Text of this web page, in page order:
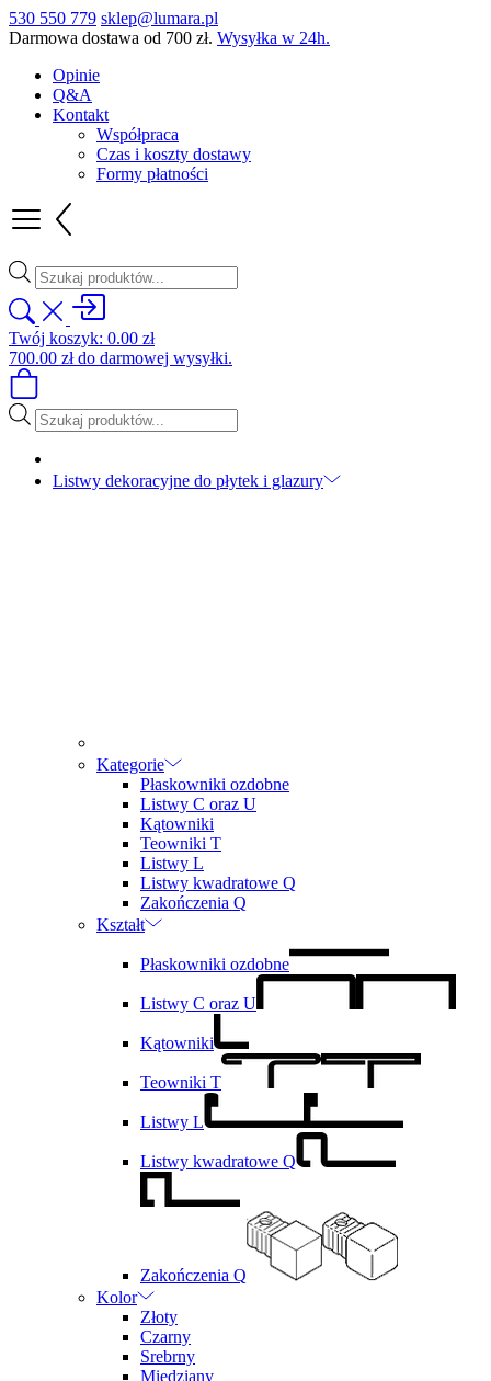
530 550 779 sklep@lumara.pl
Darmowa dostawa od 700 zł. Wysyłka w 24h.
Opinie
Q&A
Kontakt
Współpraca
Czas i koszty dostawy
Formy płatności
Wyszukiwarka
produktów
Twój koszyk: 0.00 zł
700.00 złdo darmowej wysyłki.
Wyszukiwarka
produktów
Listwy dekoracyjne do płytek i glazury
Kategorie
Płaskowniki ozdobne
Listwy C oraz U
Kątowniki
Teowniki T
Listwy L
Listwy kwadratowe Q
Zakończenia Q
Kształt
Płaskowniki ozdobne
Listwy C oraz U
Kątowniki
Teowniki T
Listwy L
Listwy kwadratowe Q
Zakończenia Q
Kolor
Złoty
Czarny
Srebrny
Miedziany